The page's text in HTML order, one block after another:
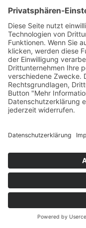
Kitas
Übersicht
Über uns
Struktur
Team
Suche
Für Eltern
Kita-
Presse
Copyright ©
Datenschutz